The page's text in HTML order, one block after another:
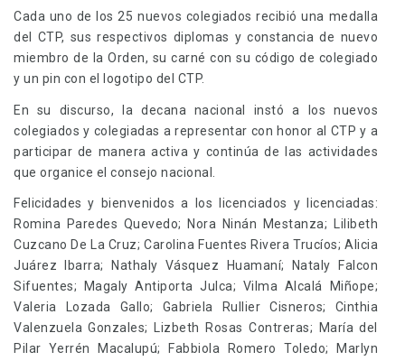
Cada uno de los 25 nuevos colegiados recibió una medalla
del CTP, sus respectivos diplomas y constancia de nuevo
miembro de la Orden, su carné con su código de colegiado
y un pin con el logotipo del CTP.
En su discurso, la decana nacional instó a los nuevos
colegiados y colegiadas a representar con honor al CTP y a
participar de manera activa y continúa de las actividades
que organice el consejo nacional.
Felicidades y bienvenidos a los licenciados y licenciadas:
Romina Paredes Quevedo; Nora Ninán Mestanza; Lilibeth
Cuzcano De La Cruz; Carolina Fuentes Rivera Trucíos; Alicia
Juárez Ibarra; Nathaly Vásquez Huamaní; Nataly Falcon
Sifuentes; Magaly Antiporta Julca; Vilma Alcalá Miñope;
Valeria Lozada Gallo; Gabriela Rullier Cisneros; Cinthia
Valenzuela Gonzales; Lizbeth Rosas Contreras; María del
Pilar Yerrén Macalupú; Fabbiola Romero Toledo; Marlyn